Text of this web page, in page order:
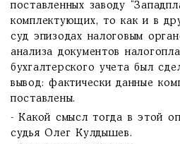
поставленных заводу
комплектующих, то как и в
суд эпизодах налоговым
анализа документов
бухгалтерского учета был
вывод: фактически данные
поставлены.
- Какой смысл тогда в этой
судья Олег Кулдышев.